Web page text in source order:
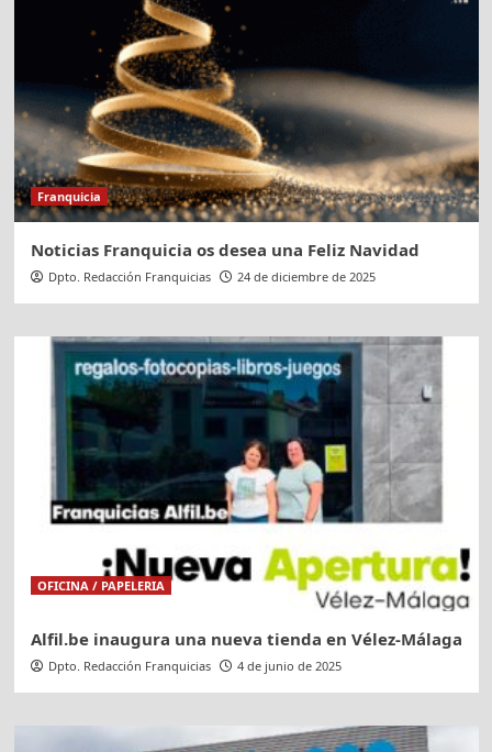
Franquicia
Noticias Franquicia os desea una Feliz Navidad
Dpto. Redacción Franquicias 24 de diciembre de 2025
OFICINA / PAPELERIA
Alfil.be inaugura una nueva tienda en Vélez-Málaga
Dpto. Redacción Franquicias 4 de junio de 2025